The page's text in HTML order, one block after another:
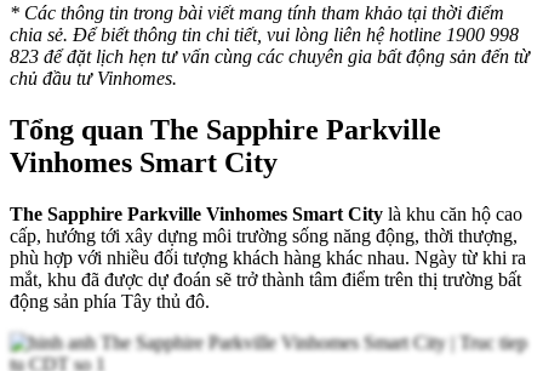
* Các thông tin trong bài viết mang tính tham khảo tại thời điểm
chia sẻ. Để biết thông tin chi tiết, vui lòng liên hệ hotline 1900 998
823 để đặt lịch hẹn tư vấn cùng các chuyên gia bất động sản đến từ
chủ đầu tư Vinhomes.
Tổng quan The Sapphire Parkville
Vinhomes Smart City
The Sapphire Parkville Vinhomes Smart City là khu căn hộ cao
cấp, hướng tới xây dựng môi trường sống năng động, thời thượng,
phù hợp với nhiều đối tượng khách hàng khác nhau. Ngày từ khi ra
mắt, khu đã được dự đoán sẽ trở thành tâm điểm trên thị trường bất
động sản phía Tây thủ đô.